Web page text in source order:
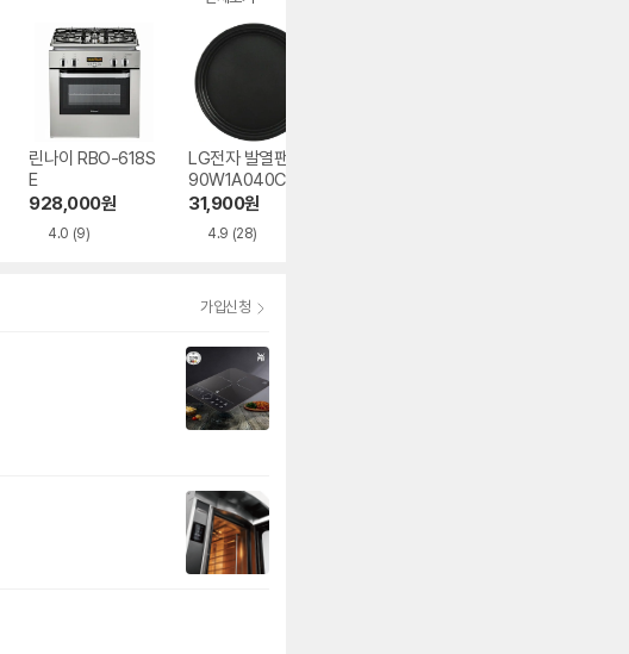
린나이 RBO-618S
E
928,000원
4.0 (9)
LG전자 발열팬 33
90W1A040C
31,900원
4.9 (28)
가입신청